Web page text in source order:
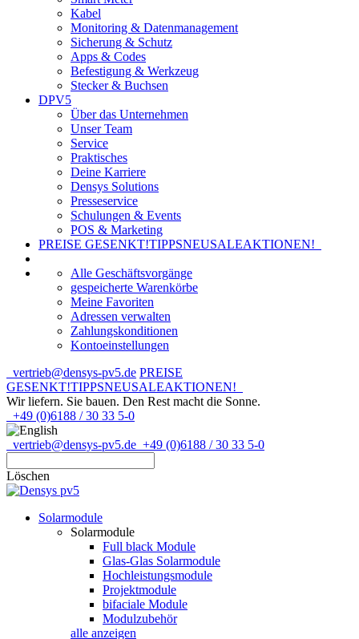
Kabel
Monitoring & Datenmanagement
Sicherung & Schutz
Apps & Codes
Befestigung & Werkzeug
Stecker & Buchsen
DPV5
Über das Unternehmen
Unser Team
Service
Praktisches
Deine Karriere
Densys Solutions
Presseservice
Schulungen & Events
POS & Marketing
PREISE GESENKT!TIPPSNEUSALEAKTIONEN!
Alle Geschäftsvorgänge
gespeicherte Warenkörbe
Meine Favoriten
Adressen verwalten
Zahlungskonditionen
Kontoeinstellungen
vertrieb@densys-pv5.de PREISE
GESENKT!TIPPSNEUSALEAKTIONEN!
Wir liefern. Sie bauen. Den Rest macht die Sonne.
+49 (0)6188 / 30 33 5-0
vertrieb@densys-pv5.de +49 (0)6188 / 30 33 5-0
Löschen
Solarmodule
Solarmodule
Full black Module
Glas-Glas Solarmodule
Hochleistungsmodule
Projektmodule
bifaciale Module
Modulzubehör
alle anzeigen